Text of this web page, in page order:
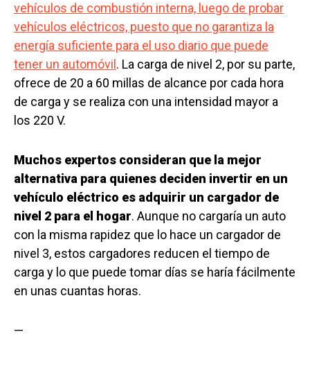
vehículos de combustión interna, luego de probar
vehículos eléctricos, puesto que no garantiza la
energía suficiente para el uso diario que puede
tener un automóvil . La carga de nivel 2, por su parte,
ofrece de 20 a 60 millas de alcance por cada hora
de carga y se realiza con una intensidad mayor a
los 220 V.
Muchos expertos consideran que la mejor
alternativa para quienes deciden invertir en un
vehículo eléctrico es adquirir un cargador de
nivel 2 para el hogar. Aunque no cargaría un auto
con la misma rapidez que lo hace un cargador de
nivel 3, estos cargadores reducen el tiempo de
carga y lo que puede tomar días se haría fácilmente
en unas cuantas horas.
—